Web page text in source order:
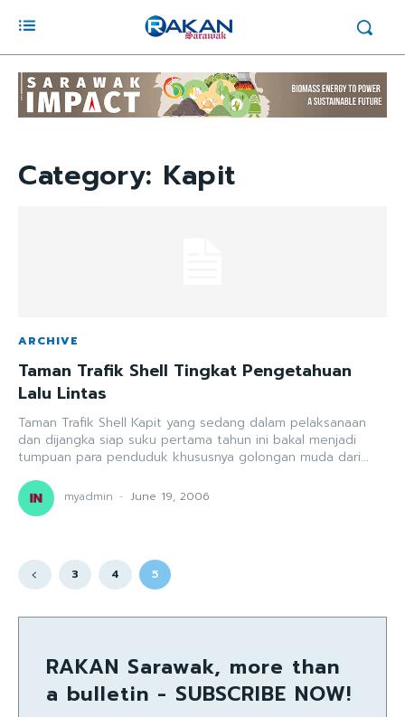
Category: Kapit
ARCHIVE
Taman Trafik Shell Tingkat Pengetahuan
Lalu Lintas
Taman Trafik Shell Kapit yang sedang dalam pelaksanaan
dan dijangka siap suku pertama tahun ini bakal menjadi
tumpuan para penduduk khususnya golongan muda dari...
myadmin - June 19, 2006
3 4 5
RAKAN Sarawak, more than
a bulletin - SUBSCRIBE NOW!